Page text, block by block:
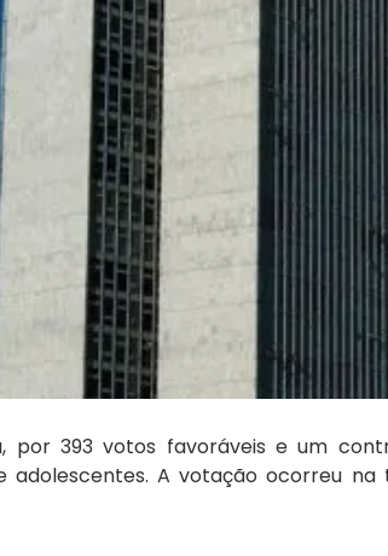
por 393 votos favoráveis e um
adolescentes. A votação ocorreu